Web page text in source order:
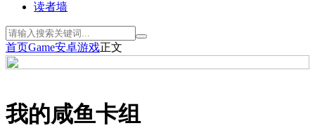
读者墙
首页Game安卓游戏正文
我的咸鱼卡组